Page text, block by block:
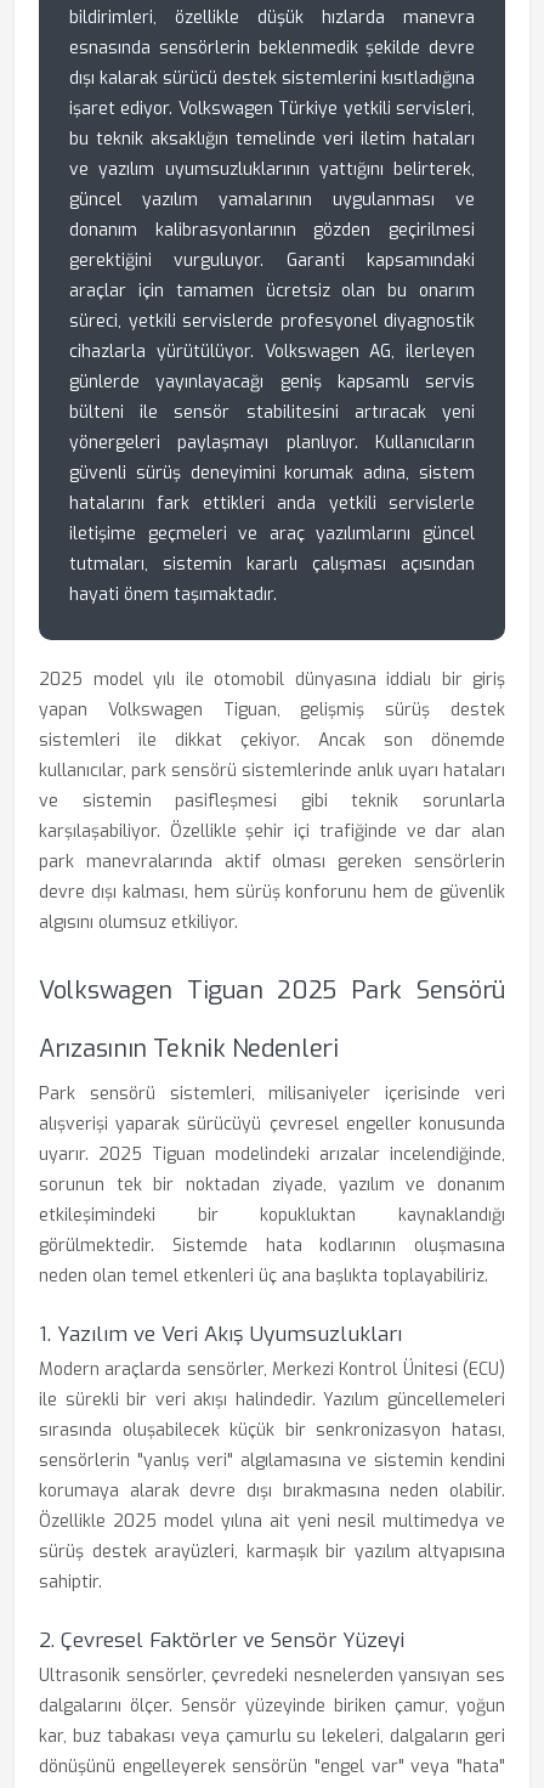
bildirimleri, özellikle düşük hızlarda manevra
esnasında sensörlerin beklenmedik şekilde devre
dışı kalarak sürücü destek sistemlerini kısıtladığına
işaret ediyor. Volkswagen Türkiye yetkili servisleri,
bu teknik aksaklığın temelinde veri iletim hataları
ve yazılım uyumsuzluklarının yattığını belirterek,
güncel yazılım yamalarının uygulanması ve
donanım kalibrasyonlarının gözden geçirilmesi
gerektiğini vurguluyor. Garanti kapsamındaki
araçlar için tamamen ücretsiz olan bu onarım
süreci, yetkili servislerde profesyonel diyagnostik
cihazlarla yürütülüyor. Volkswagen AG, ilerleyen
günlerde yayınlayacağı geniş kapsamlı servis
bülteni ile sensör stabilitesini artıracak yeni
yönergeleri paylaşmayı planlıyor. Kullanıcıların
güvenli sürüş deneyimini korumak adına, sistem
hatalarını fark ettikleri anda yetkili servislerle
iletişime geçmeleri ve araç yazılımlarını güncel
tutmaları, sistemin kararlı çalışması açısından
hayati önem taşımaktadır.
2025 model yılı ile otomobil dünyasına iddialı bir giriş
yapan Volkswagen Tiguan, gelişmiş sürüş destek
sistemleri ile dikkat çekiyor. Ancak son dönemde
kullanıcılar, park sensörü sistemlerinde anlık uyarı hataları
ve sistemin pasifleşmesi gibi teknik sorunlarla
karşılaşabiliyor. Özellikle şehir içi trafiğinde ve dar alan
park manevralarında aktif olması gereken sensörlerin
devre dışı kalması, hem sürüş konforunu hem de güvenlik
algısını olumsuz etkiliyor.
Volkswagen Tiguan 2025 Park Sensörü
Arızasının Teknik Nedenleri
Park sensörü sistemleri, milisaniyeler içerisinde veri
alışverişi yaparak sürücüyü çevresel engeller konusunda
uyarır. 2025 Tiguan modelindeki arızalar incelendiğinde,
sorunun tek bir noktadan ziyade, yazılım ve donanım
etkileşimindeki bir kopukluktan kaynaklandığı
görülmektedir. Sistemde hata kodlarının oluşmasına
neden olan temel etkenleri üç ana başlıkta toplayabiliriz.
1. Yazılım ve Veri Akış Uyumsuzlukları
Modern araçlarda sensörler, Merkezi Kontrol Ünitesi (ECU)
ile sürekli bir veri akışı halindedir. Yazılım güncellemeleri
sırasında oluşabilecek küçük bir senkronizasyon hatası,
sensörlerin "yanlış veri" algılamasına ve sistemin kendini
korumaya alarak devre dışı bırakmasına neden olabilir.
Özellikle 2025 model yılına ait yeni nesil multimedya ve
sürüş destek arayüzleri, karmaşık bir yazılım altyapısına
sahiptir.
2. Çevresel Faktörler ve Sensör Yüzeyi
Ultrasonik sensörler, çevredeki nesnelerden yansıyan ses
dalgalarını ölçer. Sensör yüzeyinde biriken çamur, yoğun
kar, buz tabakası veya çamurlu su lekeleri, dalgaların geri
dönüşünü engelleyerek sensörün "engel var" veya "hata"